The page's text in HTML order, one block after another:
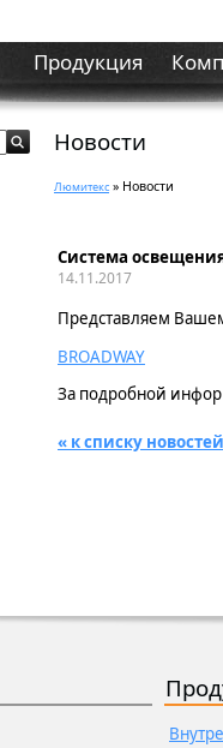
Продукция
Новости
Люмитекс » Новости
Система освещения
14.11.2017
Представляем
BROADWAY
За подробной
« к списку новостей